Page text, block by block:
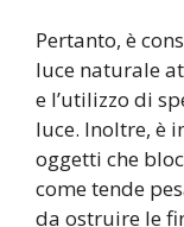
Pertanto, è
luce naturale
e l’utilizzo di
luce. Inoltre, è
oggetti che
come tende
da ostruire le